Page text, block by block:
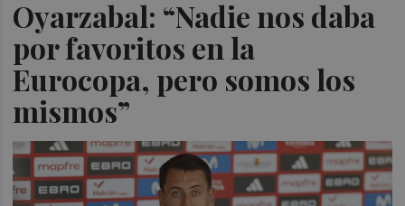
Oyarzabal: “Nadie nos daba
por favoritos en la
Eurocopa, pero somos los
mismos”